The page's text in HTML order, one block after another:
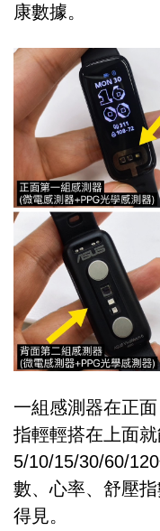
康數據。
一組感測器在正
指輕輕搭在上面
5/10/15/30/60/
數、心率、舒壓
得見。